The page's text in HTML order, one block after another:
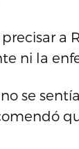
ni la
se